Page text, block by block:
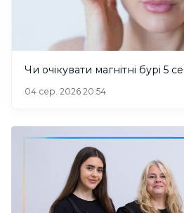
Чи очікувати магнітні бурі 5
04 сер. 2026 20:54